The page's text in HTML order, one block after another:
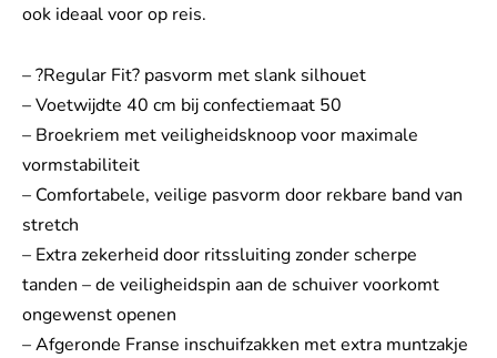
ook ideaal voor op reis.
– ?Regular Fit? pasvorm met slank silhouet
– Voetwijdte 40 cm bij confectiemaat 50
– Broekriem met veiligheidsknoop voor maximale
vormstabiliteit
– Comfortabele, veilige pasvorm door rekbare band van
stretch
– Extra zekerheid door ritssluiting zonder scherpe
tanden – de veiligheidspin aan de schuiver voorkomt
ongewenst openen
– Afgeronde Franse inschuifzakken met extra muntzakje